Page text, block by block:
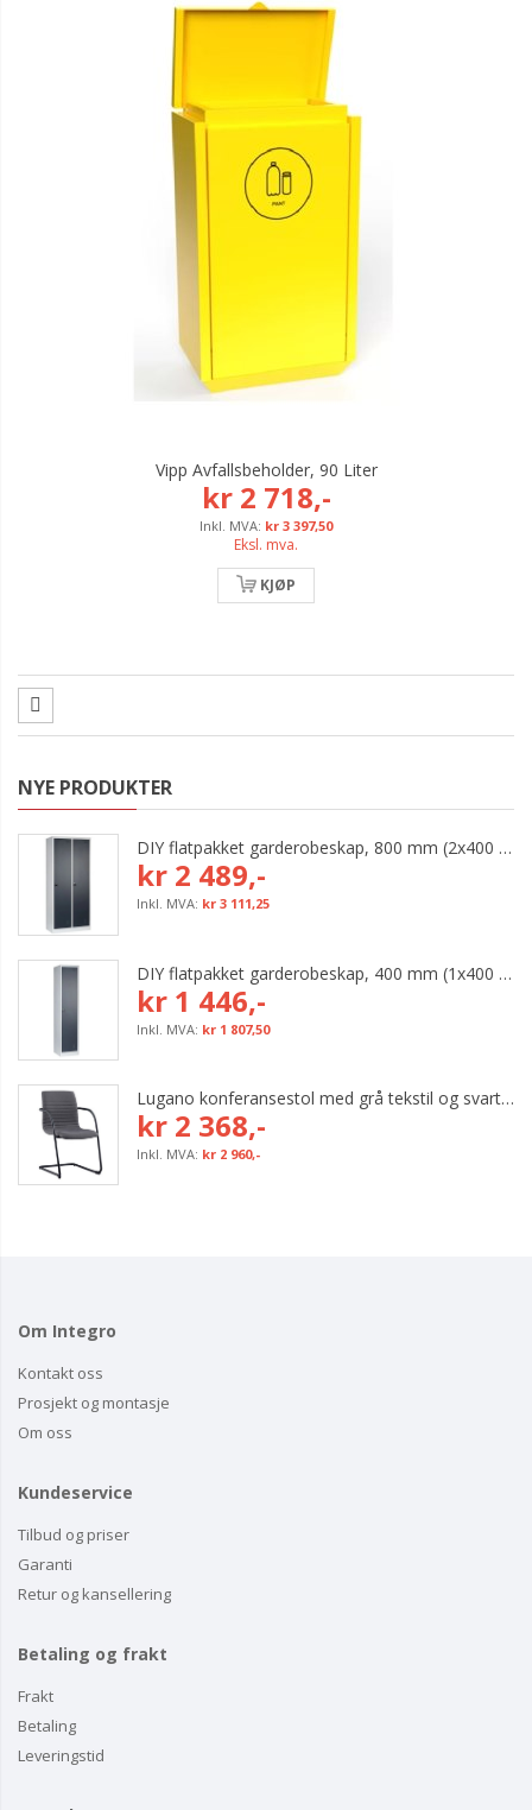
Vipp Avfallsbeholder, 90 Liter
kr 2 718,-
kr 3 397,50
Eksl. mva.
KJØP
NYE PRODUKTER
DIY flatpakket garderobeskap, 800 mm (2x400 mm = 2 rom)
kr 2 489,-
kr 3 111,25
DIY flatpakket garderobeskap, 400 mm (1x400 mm = 1 rom)
kr 1 446,-
kr 1 807,50
Lugano konferansestol med grå tekstil og svart bøyleunderstell
kr 2 368,-
kr 2 960,-
Om Integro
Kontakt oss
Prosjekt og montasje
Om oss
Kundeservice
Tilbud og priser
Garanti
Retur og kansellering
Betaling og frakt
Frakt
Betaling
Leveringstid